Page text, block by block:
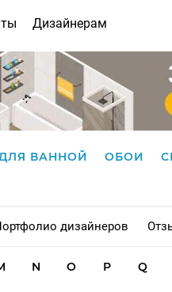
Дизайнерам
ВАННОЙ ОБОИ
дизайнеров
N O P Q